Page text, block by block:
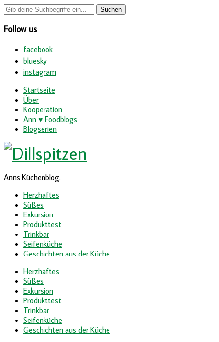
Follow us
facebook
bluesky
instagram
Startseite
Über
Kooperation
Ann ♥ Foodblogs
Blogserien
Anns Küchenblog.
Herzhaftes
Süßes
Exkursion
Produkttest
Trinkbar
Seifenküche
Geschichten aus der Küche
Herzhaftes
Süßes
Exkursion
Produkttest
Trinkbar
Seifenküche
Geschichten aus der Küche